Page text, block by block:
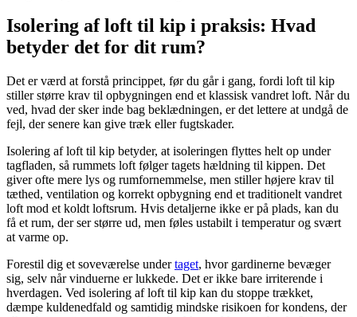
Isolering af loft til kip i praksis: Hvad
betyder det for dit rum?
Det er værd at forstå princippet, før du går i gang, fordi loft til kip
stiller større krav til opbygningen end et klassisk vandret loft. Når du
ved, hvad der sker inde bag beklædningen, er det lettere at undgå de
fejl, der senere kan give træk eller fugtskader.
Isolering af loft til kip betyder, at isoleringen flyttes helt op under
tagfladen, så rummets loft følger tagets hældning til kippen. Det
giver ofte mere lys og rumfornemmelse, men stiller højere krav til
tæthed, ventilation og korrekt opbygning end et traditionelt vandret
loft mod et koldt loftsrum. Hvis detaljerne ikke er på plads, kan du
få et rum, der ser større ud, men føles ustabilt i temperatur og svært
at varme op.
Forestil dig et soveværelse undertaget, hvor gardinerne bevæger
sig, selv når vinduerne er lukkede. Det er ikke bare irriterende i
hverdagen. Ved isolering af loft til kip kan du stoppe trækket,
dæmpe kuldenedfald og samtidig mindske risikoen for kondens, der